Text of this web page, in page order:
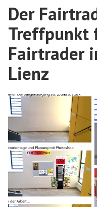
plus-
Klassen“
Der
Treffpunkt
Fairtrader
Lienz